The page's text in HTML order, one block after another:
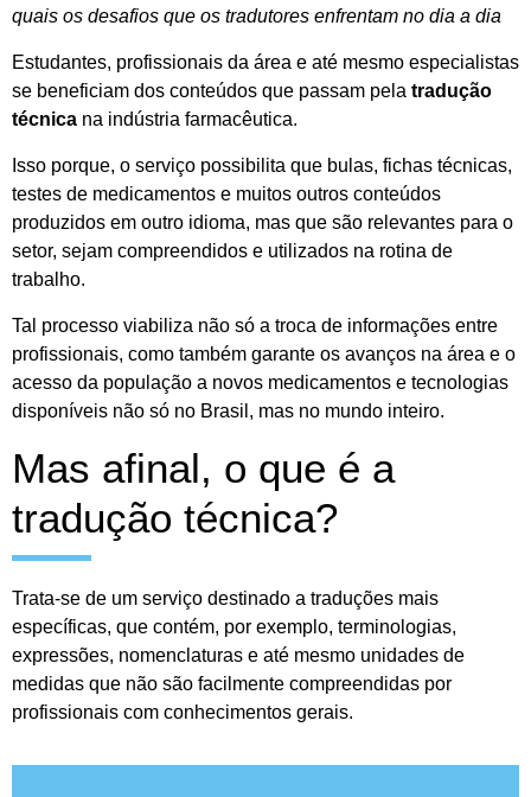
quais os desafios que os tradutores enfrentam no dia a dia
Estudantes, profissionais da área e até mesmo especialistas
se beneficiam dos conteúdos que passam pela tradução
técnica na indústria farmacêutica.
Isso porque, o serviço possibilita que bulas, fichas técnicas,
testes de medicamentos e muitos outros conteúdos
produzidos em outro idioma, mas que são relevantes para o
setor, sejam compreendidos e utilizados na rotina de
trabalho.
Tal processo viabiliza não só a troca de informações entre
profissionais, como também garante os avanços na área e o
acesso da população a novos medicamentos e tecnologias
disponíveis não só no Brasil, mas no mundo inteiro.
Mas afinal, o que é a
tradução técnica?
Trata-se de um serviço destinado a traduções mais
específicas, que contém, por exemplo, terminologias,
expressões, nomenclaturas e até mesmo unidades de
medidas que não são facilmente compreendidas por
profissionais com conhecimentos gerais.